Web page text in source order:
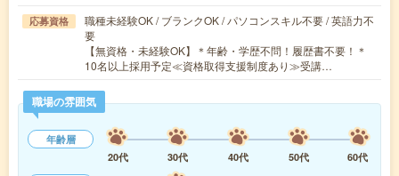
応募資格
職種未経験OK / ブランクOK / パソコンスキル不要 / 英語力不
要
【無資格・未経験OK】＊年齢・学歴不問！履歴書不要！＊
10名以上採用予定≪資格取得支援制度あり≫受講…
職場の雰囲気
年齢層
20代
30代 40代 50代
60代